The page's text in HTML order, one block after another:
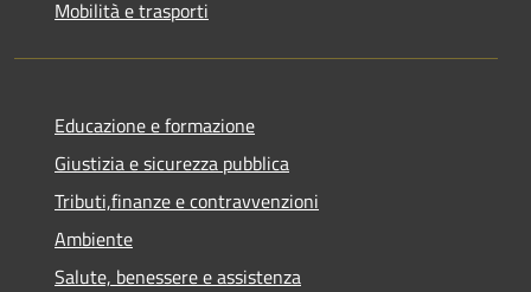
Mobilità e trasporti
Educazione e formazione
Giustizia e sicurezza pubblica
Tributi,finanze e contravvenzioni
Ambiente
Salute, benessere e assistenza